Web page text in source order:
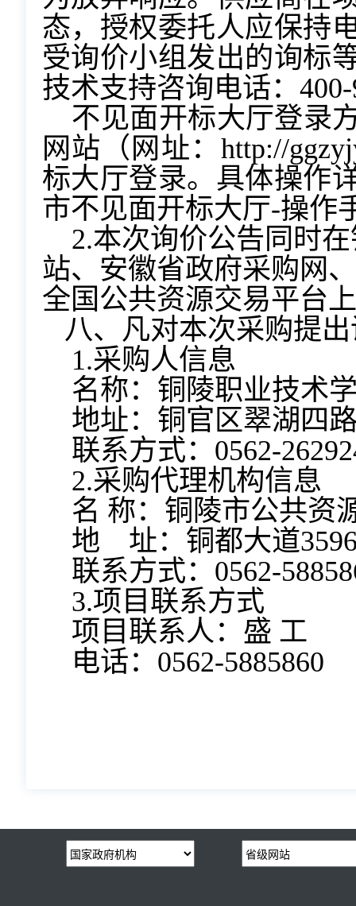
态，授权委托人应保持
受询价小组发出的询标
技术支持咨询电话：400-
不见面开标大厅登录
网站（网址：http://
标大厅登录。具体操作
市不见面开标大厅-操作
2.本次询价公告同时
站、安徽省政府采购网
全国公共资源交易平台
八、凡对本次采购提
1.采购人信息
名称：铜陵职业技术
地址：铜官区翠湖四
联系方式： 0562-
2.采购代理机构信息
名 称：铜陵市公共资
地 址：铜都大道
联系方式：0562-
3.项目联系方式
项目联系人：盛 工
电话：0562-5885860